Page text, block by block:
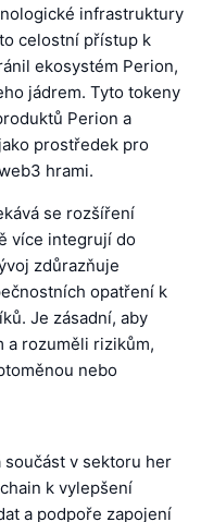
infrastruktury
celostní přístup k
ekosystém Perion,
jádrem. Tyto tokeny
Perion a
prostředek pro
hrami.
se rozšíření
více integrují do
zdůrazňuje
opatření k
Je zásadní, aby
a rozuměli rizikům,
nebo
v sektoru her
k vylepšení
a podpoře zapojení